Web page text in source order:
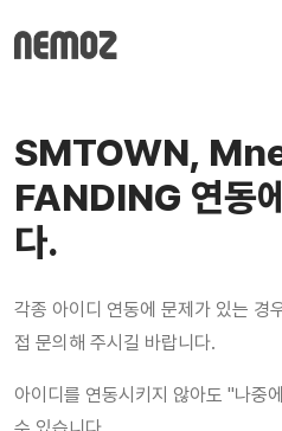
SMTOWN,
FANDING 연동
다.
각종 아이디 연동에 문제가 있는 경
접 문의해 주시길 바랍니다.
아이디를 연동시키지 않아도 "나중